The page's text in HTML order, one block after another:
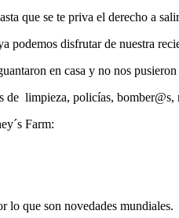
que se te priva el derecho a
podemos disfrutar de nuestra
en casa y no nos
limpieza, policías,
Farm:
lo que son novedades mundiales.